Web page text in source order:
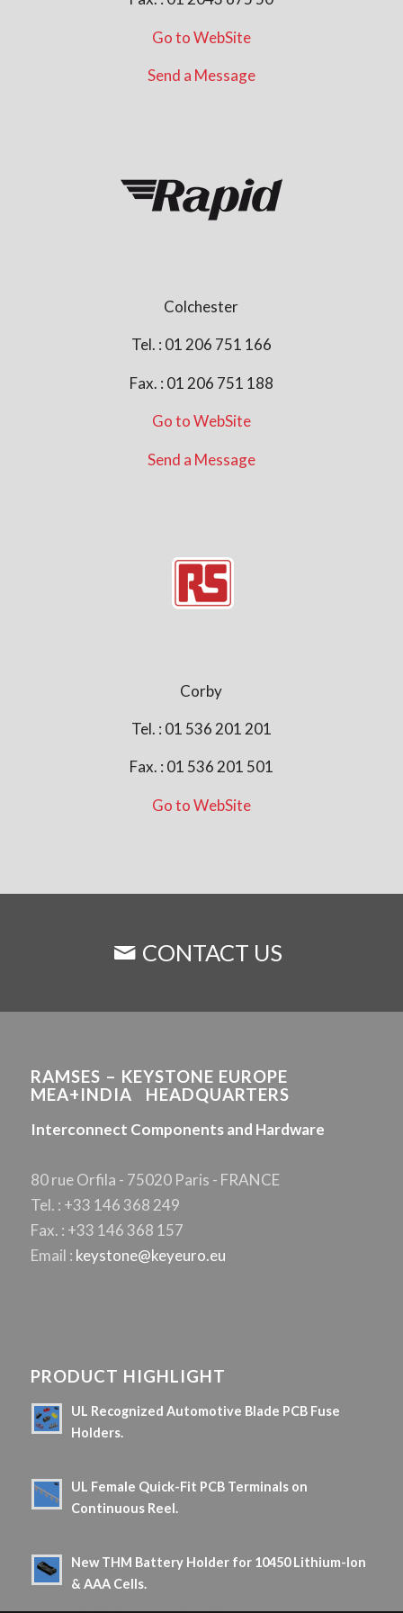
Go to WebSite
Send a Message
Colchester
Tel. : 01 206 751 166
Fax. : 01 206 751 188
Go to WebSite
Send a Message
Corby
Tel. : 01 536 201 201
Fax. : 01 536 201 501
Go to WebSite
CONTACT US
RAMSES – KEYSTONE EUROPE
MEA+INDIA HEADQUARTERS
Interconnect Components and Hardware
80 rue Orfila - 75020 Paris - FRANCE
Tel. : +33 146 368 249
Fax. : +33 146 368 157
Email : keystone@keyeuro.eu
PRODUCT HIGHLIGHT
UL Recognized Automotive Blade PCB Fuse
Holders.
UL Female Quick-Fit PCB Terminals on
Continuous Reel.
New THM Battery Holder for 10450 Lithium-Ion
& AAA Cells.